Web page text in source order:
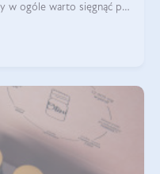
w ogóle warto sięgnąć po